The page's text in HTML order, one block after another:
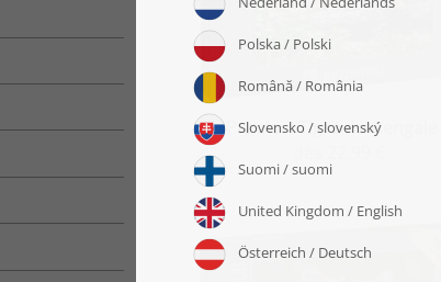
Puzzle « Tigre du Bengale »